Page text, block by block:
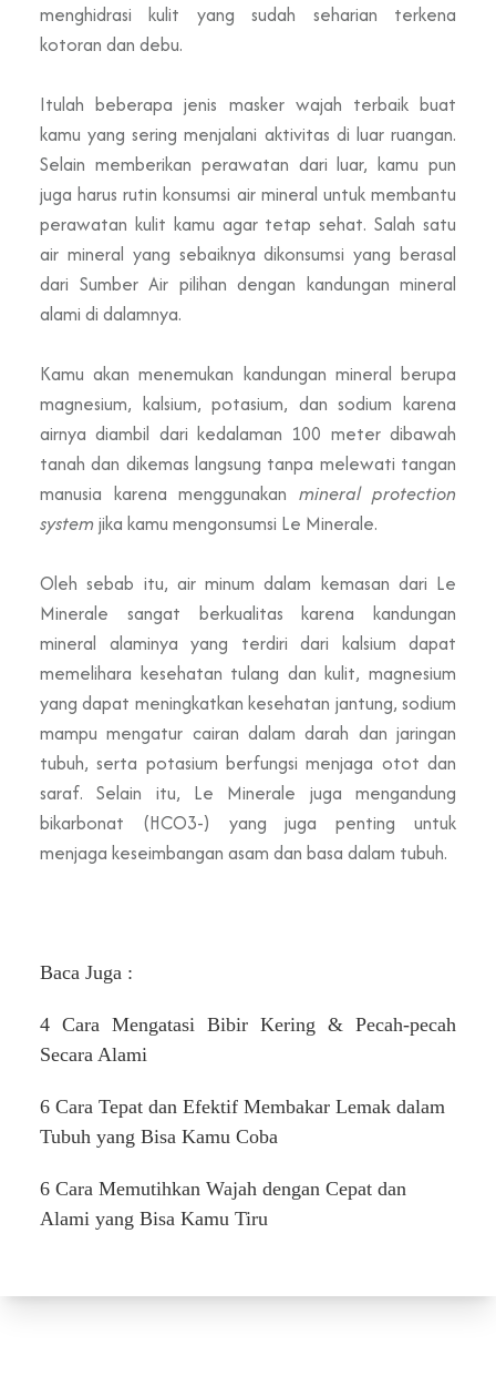
menghidrasi kulit yang sudah seharian terkena
kotoran dan debu.
Itulah beberapa jenis masker wajah terbaik buat
kamu yang sering menjalani aktivitas di luar ruangan.
Selain memberikan perawatan dari luar, kamu pun
juga harus rutin konsumsi air mineral untuk membantu
perawatan kulit kamu agar tetap sehat. Salah satu
air mineral yang sebaiknya dikonsumsi yang berasal
dari Sumber Air pilihan dengan kandungan mineral
alami di dalamnya.
Kamu akan menemukan kandungan mineral berupa
magnesium, kalsium, potasium, dan sodium karena
airnya diambil dari kedalaman 100 meter dibawah
tanah dan dikemas langsung tanpa melewati tangan
manusia karena menggunakan mineral protection
systemjika kamu mengonsumsi Le Minerale.
Oleh sebab itu, air minum dalam kemasan dari Le
Minerale sangat berkualitas karena kandungan
mineral alaminya yang terdiri dari kalsium dapat
memelihara kesehatan tulang dan kulit, magnesium
yang dapat meningkatkan kesehatan jantung, sodium
mampu mengatur cairan dalam darah dan jaringan
tubuh, serta potasium berfungsi menjaga otot dan
saraf. Selain itu, Le Minerale juga mengandung
bikarbonat (HCO3-) yang juga penting untuk
menjaga keseimbangan asam dan basa dalam tubuh.
Baca Juga :
4 Cara Mengatasi Bibir Kering & Pecah-pecah
Secara Alami
6 Cara Tepat dan Efektif Membakar Lemak dalam
Tubuh yang Bisa Kamu Coba
6 Cara Memutihkan Wajah dengan Cepat dan
Alami yang Bisa Kamu Tiru